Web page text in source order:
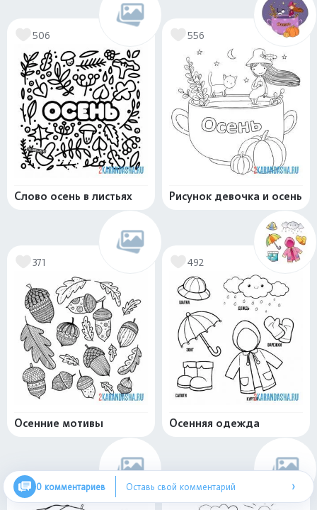
506
Слово осень в листьях
556
Рисунок девочка и осень
371
Осенние мотивы
492
Осенняя одежда
499 576
0 комментариев Оставь свой комментарий ›